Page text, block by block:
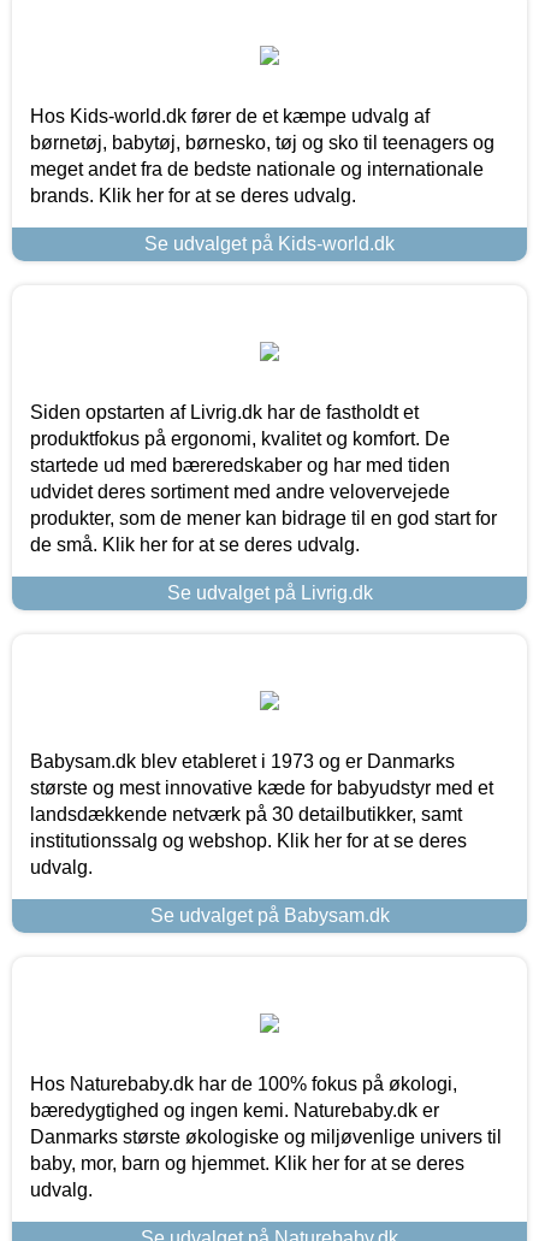
Hos Kids-world.dk fører de et kæmpe udvalg af
børnetøj, babytøj, børnesko, tøj og sko til teenagers og
meget andet fra de bedste nationale og internationale
brands. Klik her for at se deres udvalg.
Se udvalget på Kids-world.dk
Siden opstarten af Livrig.dk har de fastholdt et
produktfokus på ergonomi, kvalitet og komfort. De
startede ud med bæreredskaber og har med tiden
udvidet deres sortiment med andre velovervejede
produkter, som de mener kan bidrage til en god start for
de små. Klik her for at se deres udvalg.
Se udvalget på Livrig.dk
Babysam.dk blev etableret i 1973 og er Danmarks
største og mest innovative kæde for babyudstyr med et
landsdækkende netværk på 30 detailbutikker, samt
institutionssalg og webshop. Klik her for at se deres
udvalg.
Se udvalget på Babysam.dk
Hos Naturebaby.dk har de 100% fokus på økologi,
bæredygtighed og ingen kemi. Naturebaby.dk er
Danmarks største økologiske og miljøvenlige univers til
baby, mor, barn og hjemmet. Klik her for at se deres
udvalg.